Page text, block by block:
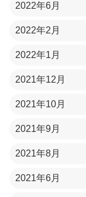
2022年6月
2022年2月
2022年1月
2021年12月
2021年10月
2021年9月
2021年8月
2021年6月